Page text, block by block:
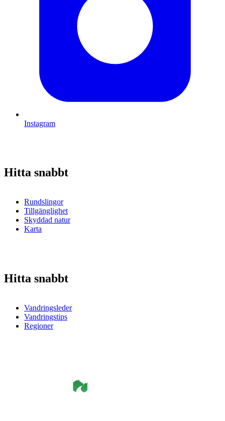
Instagram
Hitta snabbt
Rundslingor
Tillgänglighet
Skyddad natur
Karta
Hitta snabbt
Vandringsleder
Vandringstips
Regioner